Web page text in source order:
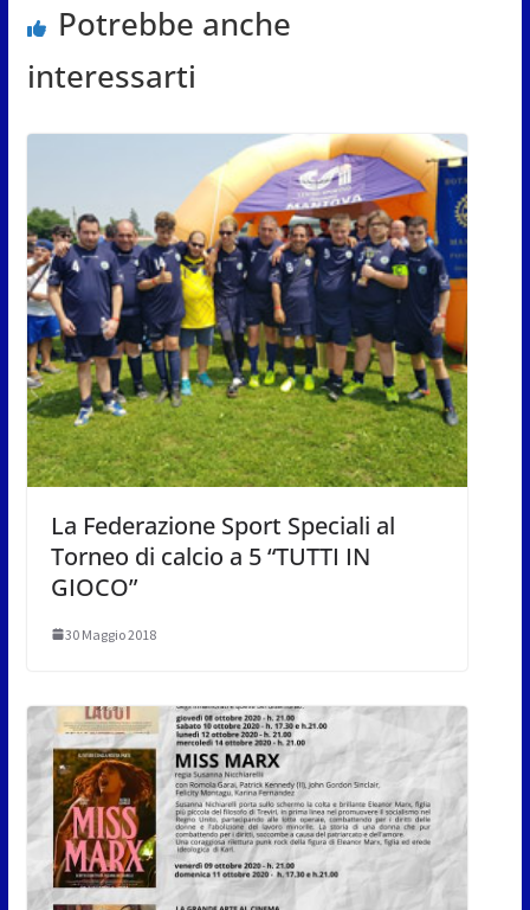
Potrebbe anche
interessarti
La Federazione Sport Speciali al
Torneo di calcio a 5 “TUTTI IN
GIOCO”
30 Maggio 2018